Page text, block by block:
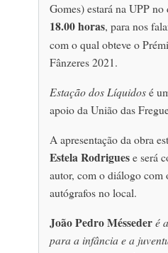
Gomes) estará na UPP
18.00 horas, para nos
com o qual obteve o
Fânzeres 2021.
Estação dos Líquidosé
apoio da União das
A apresentação da obra
Estela Rodriguese será
autor, com o diálogo com
autógrafos no local.
João Pedro Méssederé
para a infância e a